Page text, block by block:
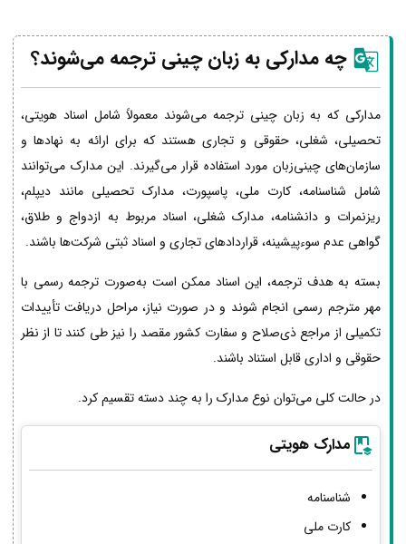
چه مدارکی به زبان چینی ترجمه می‌شوند؟
مدارکی که به زبان چینی ترجمه می‌شوند معمولاً شامل اسناد هویتی،
تحصیلی، شغلی، حقوقی و تجاری هستند که برای ارائه به نهادها و
سازمان‌های چینی‌زبان مورد استفاده قرار می‌گیرند. این مدارک می‌توانند
شامل شناسنامه، کارت ملی، پاسپورت، مدارک تحصیلی مانند دیپلم،
ریزنمرات و دانشنامه، مدارک شغلی، اسناد مربوط به ازدواج و طلاق،
گواهی عدم سوءپیشینه، قراردادهای تجاری و اسناد ثبتی شرکت‌ها باشند.
بسته به هدف ترجمه، این اسناد ممکن است به‌صورت ترجمه رسمی با
مهر مترجم رسمی انجام شوند و در صورت نیاز، مراحل دریافت تأییدات
تکمیلی از مراجع ذی‌صلاح و سفارت کشور مقصد را نیز طی کنند تا از نظر
حقوقی و اداری قابل استناد باشند.
در حالت کلی می‌توان نوع مدارک را به چند دسته تقسیم کرد.
مدارک هویتی
شناسنامه
کارت ملی